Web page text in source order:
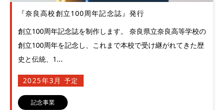
『奈良高校創立100周年記念誌』発行
創立100周年記念誌を制作します。 奈良県立奈良高等学校の
創立100周年を記念し、これまで本校で受け継がれてきた歴
史と伝統、1...
2025年3月 予定
記念事業